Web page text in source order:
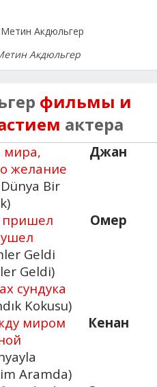
Акдюльгер
фильмы и
актера
мира,
желание
Bir
Джан
пришел
Geldi
Geldi)
Омер
сундука
Kokusu)
миром
Aramda)
Кенан